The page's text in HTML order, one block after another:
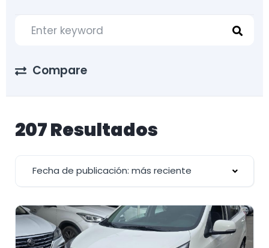
Compare
207 Resultados
Fecha de publicación: más reciente